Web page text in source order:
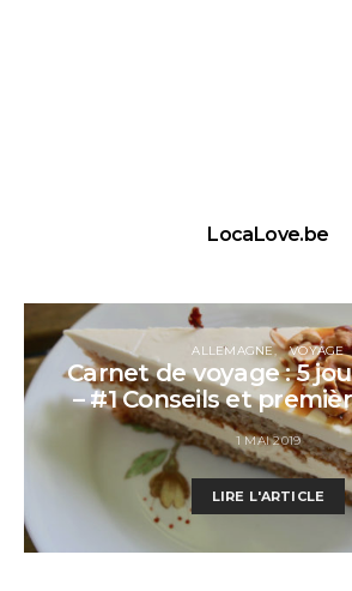
LocaLove.be
ALLEMAGNE VOYAGE
Carnet de voyage : 5
– #1 Conseils et
1 MAI 2019
LIRE L'ARTICLE